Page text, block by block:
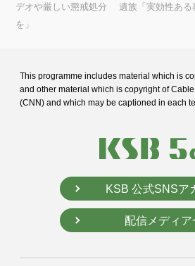
デオや厳しい懲戒処分 遺族「実効性ある
を」
This programme includes material which is
and other material which is copyright of
(CNN) and which may be captioned in each
KSB 公式SNSア
配信メディア